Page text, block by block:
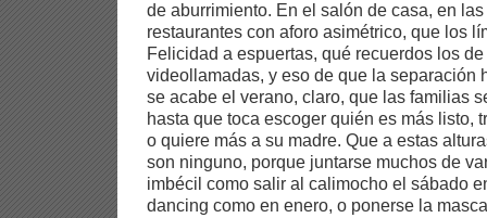
de aburrimiento. En el salón de casa, en
restaurantes con aforo asimétrico, que los
Felicidad a espuertas, qué recuerdos los
videollamadas, y eso de que la separación
se acabe el verano, claro, que las familias
hasta que toca escoger quién es más listo,
o quiere más a su madre. Que a estas
son ninguno, porque juntarse muchos de
imbécil como salir al calimocho el sábado
dancing como en enero, o ponerse la